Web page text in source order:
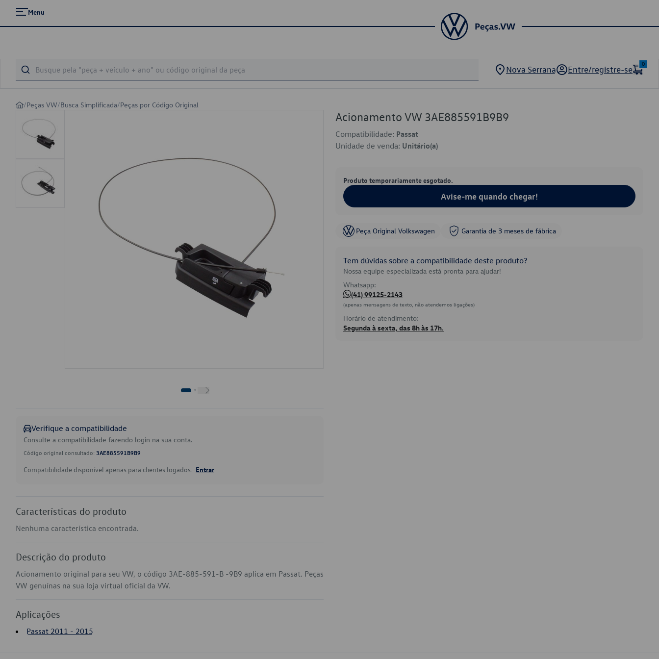
Menu
Nova Serrana Entre/registre-se
0
/Peças VW/Busca Simplificada/Peças por Código Original
Verifique a compatibilidade
Consulte a compatibilidade fazendo login na sua conta.
Código original consultado: 3AE885591B9B9
Compatibilidade disponível apenas para clientes logados. Entrar
Características do produto
Nenhuma característica encontrada.
Descrição do produto
Acionamento original para seu VW, o código 3AE-885-591-B -9B9 aplica em Passat. Peças
VW genuínas na sua loja virtual oficial da VW.
Aplicações
Passat 2011 - 2015
Acionamento VW 3AE885591B9B9
Compatibilidade: Passat
Unidade de venda: Unitário(a)
Produto temporariamente esgotado.
Avise-me quando chegar!
Peça Original Volkswagen Garantia de 3 meses de fábrica
Tem dúvidas sobre a compatibilidade deste produto?
Nossa equipe especializada está pronta para ajudar!
Whatsapp:
(41) 99125-2143
(apenas mensagens de texto, não atendemos ligações)
Horário de atendimento:
Segunda à sexta, das 8h às 17h.